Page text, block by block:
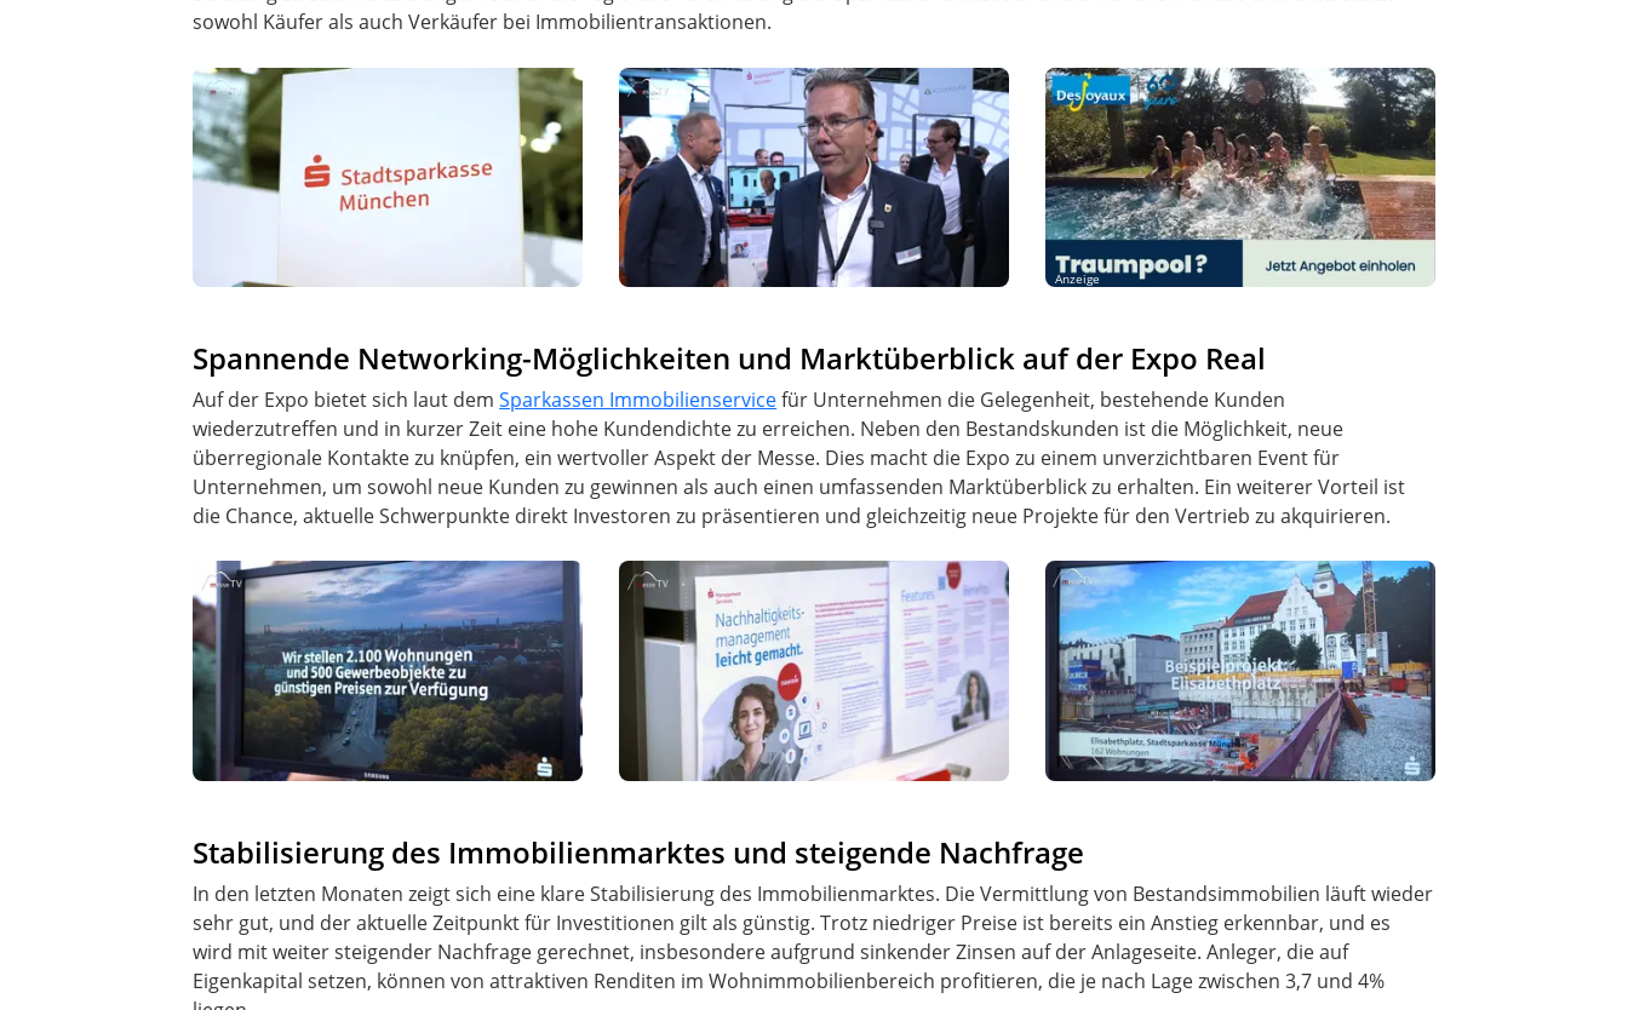
sowohl Käufer als auch Verkäufer bei Immobilientransaktionen.
Anzeige
Spannende Networking-Möglichkeiten und Marktüberblick auf der Expo Real
Auf der Expo bietet sich laut demSparkassen Immobilienservicefür Unternehmen die Gelegenheit, bestehende Kunden
wiederzutreffen und in kurzer Zeit eine hohe Kundendichte zu erreichen. Neben den Bestandskunden ist die Möglichkeit, neue
überregionale Kontakte zu knüpfen, ein wertvoller Aspekt der Messe. Dies macht die Expo zu einem unverzichtbaren Event für
Unternehmen, um sowohl neue Kunden zu gewinnen als auch einen umfassenden Marktüberblick zu erhalten. Ein weiterer Vorteil ist
die Chance, aktuelle Schwerpunkte direkt Investoren zu präsentieren und gleichzeitig neue Projekte für den Vertrieb zu akquirieren.
Stabilisierung des Immobilienmarktes und steigende Nachfrage
In den letzten Monaten zeigt sich eine klare Stabilisierung des Immobilienmarktes. Die Vermittlung von Bestandsimmobilien läuft wieder
sehr gut, und der aktuelle Zeitpunkt für Investitionen gilt als günstig. Trotz niedriger Preise ist bereits ein Anstieg erkennbar, und es
wird mit weiter steigender Nachfrage gerechnet, insbesondere aufgrund sinkender Zinsen auf der Anlageseite. Anleger, die auf
Eigenkapital setzen, können von attraktiven Renditen im Wohnimmobilienbereich profitieren, die je nach Lage zwischen 3,7 und 4%